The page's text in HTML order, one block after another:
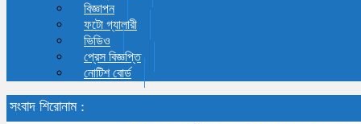
বিজ্ঞাপন
ফটো গ্যালারী
ভিডিও
প্রেস বিজ্ঞপ্তি
নোটিশ বোর্ড
সংবাদ শিরোনাম :